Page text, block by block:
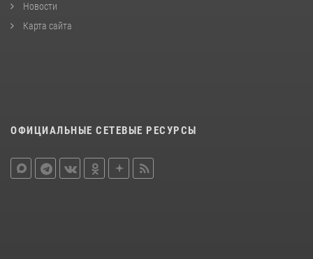
Новости
Карта сайта
ОФИЦИАЛЬНЫЕ СЕТЕВЫЕ РЕСУРСЫ